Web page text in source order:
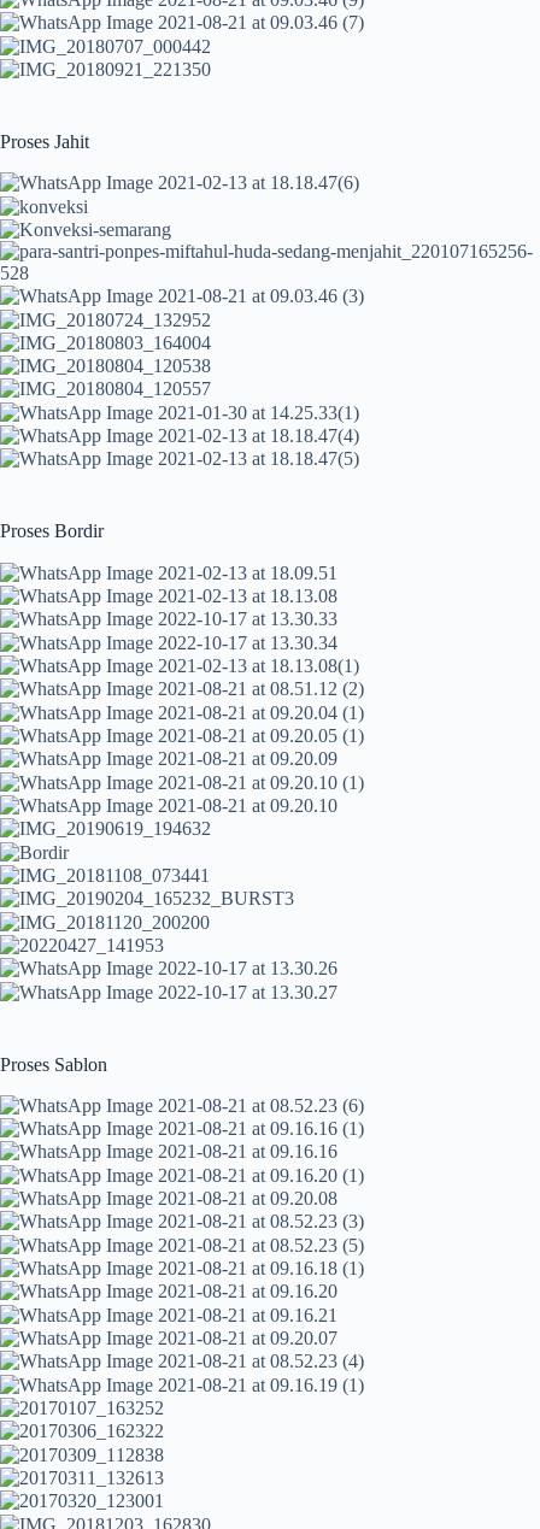
Proses Jahit
Proses Bordir
Proses Sablon